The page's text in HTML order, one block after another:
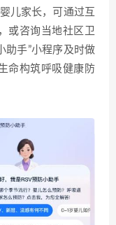
儿家长，可通过互
或咨询当地社区卫
助手”小程序及时做
命构筑呼吸健康防